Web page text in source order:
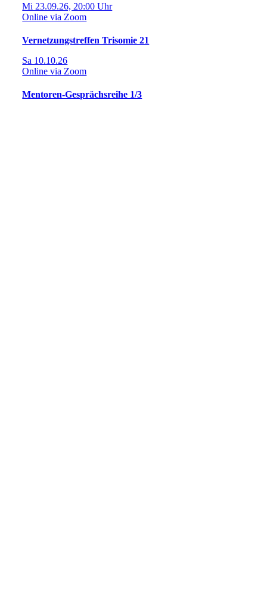
Mi 23.09.26, 20:00 Uhr
Online via Zoom
Vernetzungstreffen Trisomie 21
Sa 10.10.26
Online via Zoom
Mentoren-Gesprächsreihe 1/3